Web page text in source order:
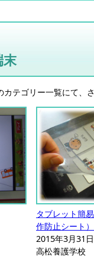
末
テゴリー一覧にて、
タブレット簡
作防止シート）
2015年3月31日
高松養護学校